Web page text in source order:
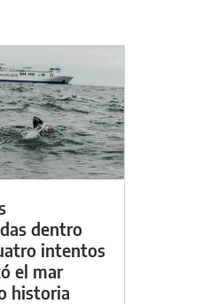
dentro
intentos
el mar
historia